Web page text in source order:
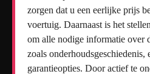
zorgen dat u een eerlijke prijs
voertuig. Daarnaast is het
om alle nodige informatie over
zoals onderhoudsgeschiedenis,
garantieopties. Door actief te